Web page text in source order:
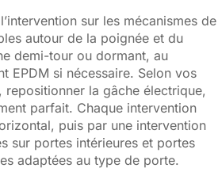
sur les mécanismes de
autour de la poignée et du
demi-tour ou dormant, au
EPDM si nécessaire. Selon vos
la gâche électrique,
parfait. Chaque intervention
puis par une intervention
sur portes intérieures et portes
adaptées au type de porte.